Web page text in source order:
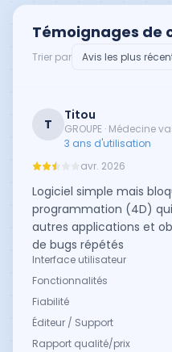
Témoignages de
Trier par
T
Titou
GROUPE · Médecine
3 ans d'utilisation
avr. 2026
Logiciel simple mais
programmation (4D)
autres applications et
de bugs répétés
Interface utilisateur
Fonctionnalités
Fiabilité
Éditeur / Support
Rapport qualité/prix